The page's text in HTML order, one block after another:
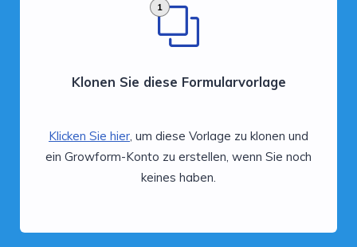
1
Klonen Sie diese Formularvorlage
Klicken Sie hier, um diese Vorlage zu klonen und
ein Growform-Konto zu erstellen, wenn Sie noch
keines haben.